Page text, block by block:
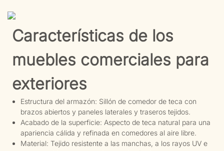
Características de los
muebles comerciales para
exteriores
Estructura del armazón: Sillón de comedor de teca con
brazos abiertos y paneles laterales y traseros tejidos.
Acabado de la superficie: Aspecto de teca natural para una
apariencia cálida y refinada en comedores al aire libre.
Material: Tejido resistente a las manchas, a los rayos UV e